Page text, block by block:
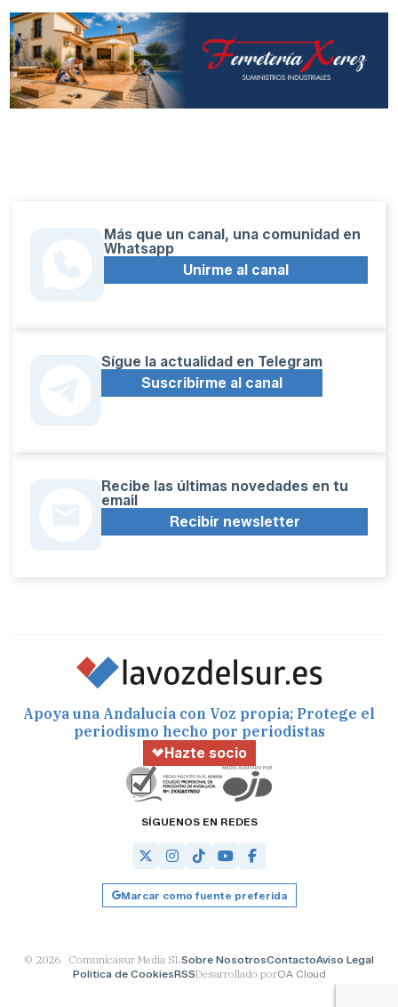
Más que un canal, una comunidad en
Whatsapp
Unirme al canal
Sígue la actualidad en Telegram
Suscribirme al canal
Recibe las últimas novedades en tu
email
Recibir newsletter
Apoya una Andalucía con Voz propia; Protege el
periodismo hecho por periodistas
Hazte socio
SÍGUENOS EN REDES
Marcar como fuente preferida
© 2026 Comunicasur Media SLSobre NosotrosContactoAviso Legal
Política de CookiesRSSDesarrollado porOA Cloud